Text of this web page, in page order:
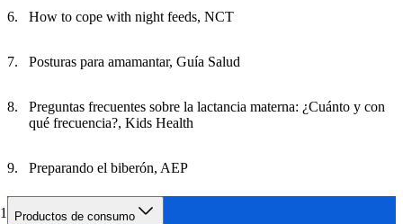
How to cope with night feeds, NCT
Posturas para amamantar, Guía Salud
Preguntas frecuentes sobre la lactancia materna: ¿Cuánto y con
qué frecuencia?, Kids Health
Preparando el biberón, AEP
Cluster feeding, NHS
Productos de consumo